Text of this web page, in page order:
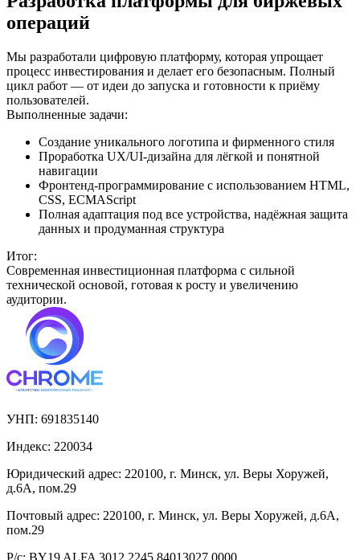
операций
Мы разработали цифровую платформу, которая упрощает
процесс инвестирования и делает его безопасным. Полный
цикл работ — от идеи до запуска и готовности к приёму
пользователей.
Выполненные задачи:
Создание уникального логотипа и фирменного стиля
Проработка UX/UI-дизайна для лёгкой и понятной
навигации
Фронтенд-программирование с использованием HTML,
CSS, ECMAScript
Полная адаптация под все устройства, надёжная защита
данных и продуманная структура
Итог:
Современная инвестиционная платформа с сильной
технической основой, готовая к росту и увеличению
аудитории.
УНП: 691835140
Индекс: 220034
Юридический адрес: 220100, г. Минск, ул. Веры Хоружей,
д.6А, пом.29
Почтовый адрес: 220100, г. Минск, ул. Веры Хоружей, д.6А,
пом.29
Р/с: BY19 ALFA 3012 2245 84013027 0000